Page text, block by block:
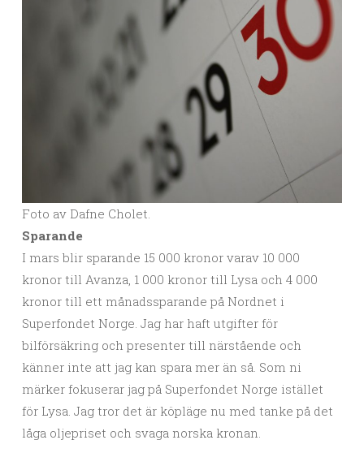
Foto av Dafne Cholet.
Sparande
I mars blir sparande 15 000 kronor varav 10 000
kronor till Avanza, 1 000 kronor till Lysa och 4 000
kronor till ett månadssparande på Nordnet i
Superfondet Norge. Jag har haft utgifter för
bilförsäkring och presenter till närstående och
känner inte att jag kan spara mer än så. Som ni
märker fokuserar jag på Superfondet Norge istället
för Lysa. Jag tror det är köpläge nu med tanke på det
låga oljepriset och svaga norska kronan.